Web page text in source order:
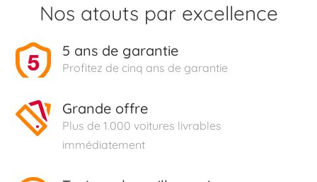
Nos atouts par excellence
5 ans de garantie
Profitez de cinq ans de garantie
Grande offre
Plus de 1.000 voitures livrables
immédiatement